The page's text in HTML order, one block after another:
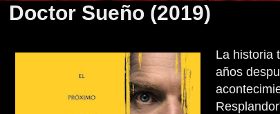
Doctor Sueño (2019)
La historia
años